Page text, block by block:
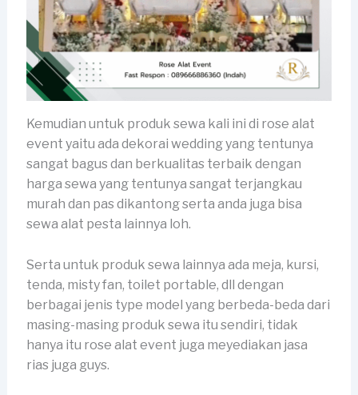
Kemudian untuk produk sewa kali ini di rose alat
event yaitu ada dekorai wedding yang tentunya
sangat bagus dan berkualitas terbaik dengan
harga sewa yang tentunya sangat terjangkau
murah dan pas dikantong serta anda juga bisa
sewa alat pesta lainnya loh.
Serta untuk produk sewa lainnya ada meja, kursi,
tenda, misty fan, toilet portable, dll dengan
berbagai jenis type model yang berbeda-beda dari
masing-masing produk sewa itu sendiri, tidak
hanya itu rose alat event juga meyediakan jasa
rias juga guys.